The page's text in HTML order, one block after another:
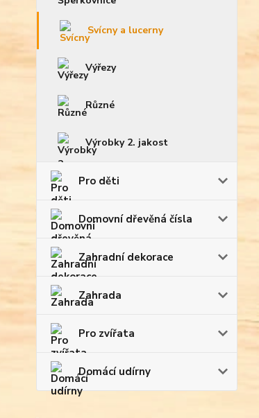
Svícny a lucerny
Výřezy
Různé
Výrobky 2. jakost
Pro děti
Domovní dřevěná čísla
Zahradní dekorace
Zahrada
Pro zvířata
Domácí udírny